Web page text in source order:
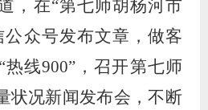
，在“第七师胡杨河市
公众号发布文章，做客
“热线900” ，召开第七师
状况新闻发布会 ，不断